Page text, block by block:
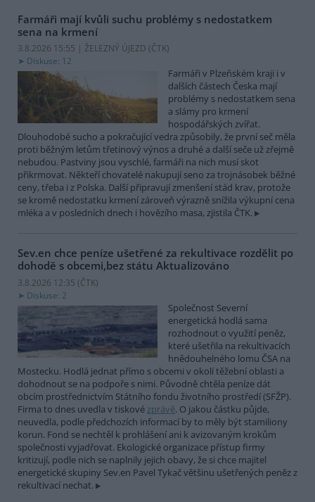
Farmáři mají kvůli suchu problémy s nedostatkem
sena na krmení
3.8.2026 15:55 | ŽELEZNÝ ÚJEZD (ČTK)
Diskuse: 12
Farmáři v Plzeňském kraji i v
dalších částech Česka mají
problémy s nedostatkem sena
a slámy pro krmení
hospodářských zvířat.
Dlouhodobé sucho a pokračující vedra způsobily, že první seč měla
proti běžným letům třetinový výnos a druhé a další seče už zřejmě
nebudou. Pastviny jsou vyschlé, farmáři na nich musí skot
přikrmovat. Někteří chovatelé nakupují seno za trojnásobek běžné
ceny, třeba i z Polska. Další připravují zmenšení stád krav, protože
se kromě nedostatku krmení zároveň výrazně snížila výkupní cena
mléka a v posledních dnech i hovězího masa, zjistila ČTK.
Sev.en chce peníze ušetřené za rekultivace rozdělit po
dohodě s obcemi,bez státu Aktualizováno
3.8.2026 12:35 (ČTK)
Diskuse: 2
Společnost Severní
energetická hodlá sama
rozhodnout o využití peněz,
které ušetřila na rekultivacích
hnědouhelného lomu ČSA na
Mostecku. Hodlá jednat přímo s obcemi v okolí těžební oblasti a
dohodnout se na podpoře s nimi. Původně chtěla peníze dát
obcím prostřednictvím Státního fondu životního prostředí (SFŽP).
Firma to dnes uvedla v tiskovézprávě. O jakou částku půjde,
neuvedla, podle předchozích informací by to měly být stamiliony
korun. Fond se nechtěl k prohlášení ani k avizovaným krokům
společnosti vyjadřovat. Ekologické organizace přístup firmy
kritizují, podle nich se naplnily jejich obavy, že si chce majitel
energetické skupiny Sev.en Pavel Tykač většinu ušetřených peněz z
rekultivací nechat.